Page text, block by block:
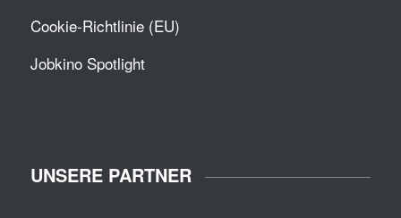
Cookie-Richtlinie (EU)
Jobkino Spotlight
UNSERE PARTNER